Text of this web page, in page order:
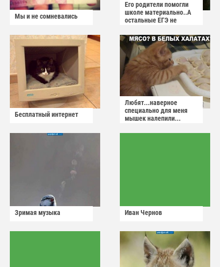
Мы и не сомневались
Его родители помогли
школе материально..А
остальные ЕГЭ не
Бесплатный интернет
Любят...наверное
специально для меня
мышек налепили...
Зримая музыка Иван Чернов